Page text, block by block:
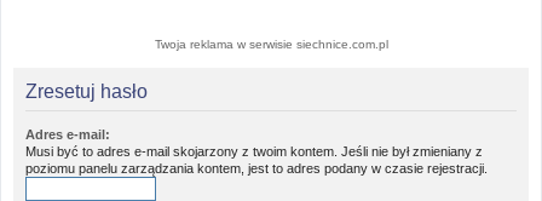
Twoja reklama w serwisie siechnice.com.pl
Zresetuj hasło
Adres e-mail:
Musi być to adres e-mail skojarzony z twoim kontem. Jeśli nie był zmieniany z
poziomu panelu zarządzania kontem, jest to adres podany w czasie rejestracji.